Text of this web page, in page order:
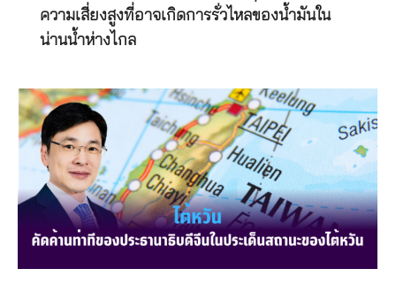
ความเสี่ยงสูงที่อาจเกิดการรั่วไหลของน้ำมันใน
น่านน้ำห่างไกล